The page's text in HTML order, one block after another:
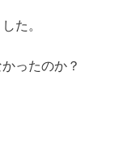
た。
ったのか？